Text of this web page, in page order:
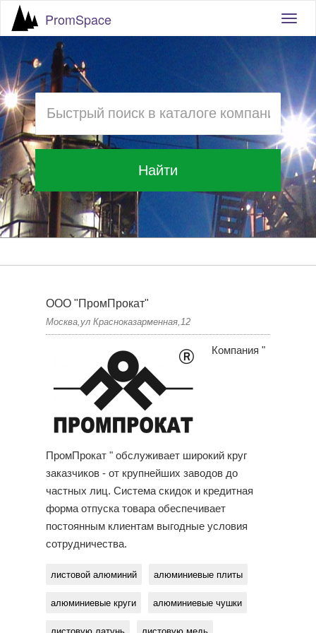
PromSpace
Найти
ООО "ПромПрокат"
Москва,ул Красноказарменная,12
Компания "
ПромПрокат " обслуживает широкий круг
заказчиков - от крупнейших заводов до
частных лиц. Система скидок и кредитная
форма отпуска товара обеспечивает
постоянным клиентам выгодные условия
сотрудничества.
листовой алюминий алюминиевые плиты
алюминиевые круги алюминиевые чушки